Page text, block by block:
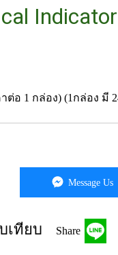
ต่อ 1 กล่อง) (1กล่อง มี
Message Us
เทียบ Share